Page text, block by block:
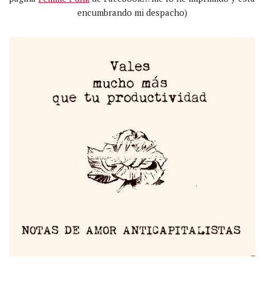
encumbrando mi despacho)